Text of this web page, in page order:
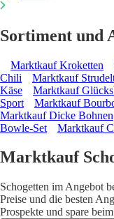
Sortiment und
Marktkauf Kroketten
Chili
Marktkauf
Käse
Marktkauf
Sport
Marktkauf
Marktkauf Dicke Bohnen
Bowle-Set
Marktkauf
Marktkauf
Schogetten im Angebot
Preise und die besten
Prospekte und spare